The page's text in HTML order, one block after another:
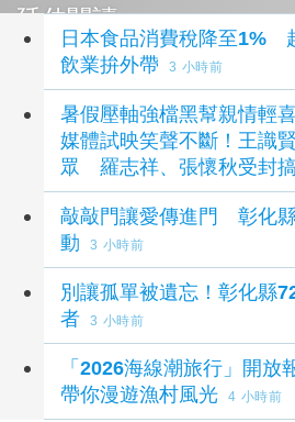
延伸閱讀
日本食品消費稅降至1%
飲業拚外帶
3 小時前
暑假壓軸強檔黑幫親情輕
媒體試映笑聲不斷！王識
眾 羅志祥、張懷秋受封
敲敲門讓愛傳進門 彰化
動
3 小時前
別讓孤單被遺忘！彰化縣
者
3 小時前
「2026海線潮旅行」開
帶你漫遊漁村風光
4 小時前